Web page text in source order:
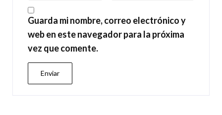
Guarda mi nombre, correo electrónico y
web en este navegador para la próxima
vez que comente.